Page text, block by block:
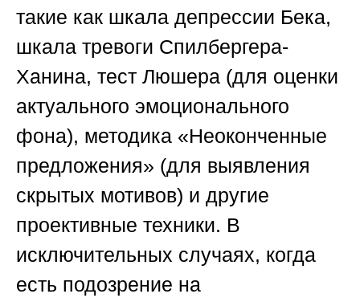
такие как шкала депрессии Бека,
шкала тревоги Спилбергера-
Ханина, тест Люшера (для оценки
актуального эмоционального
фона), методика «Неоконченные
предложения» (для выявления
скрытых мотивов) и другие
проективные техники. В
исключительных случаях, когда
есть подозрение на